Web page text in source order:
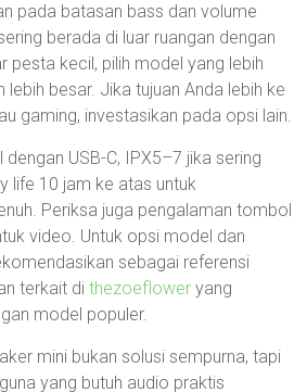
pada batasan bass dan volume
berada di luar ruangan dengan
pesta kecil, pilih model yang lebih
lebih besar. Jika tujuan Anda lebih ke
gaming, investasikan pada opsi lain.
USB-C, IPX5–7 jika sering
life 10 jam ke atas untuk
Periksa juga pengalaman tombol
video. Untuk opsi model dan
sebagai referensi
terkait dithezoeflower yang
model populer.
mini bukan solusi sempurna, tapi
yang butuh audio praktis